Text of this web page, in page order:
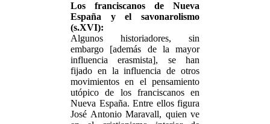
Los franciscanos de Nueva
España y el savonarolismo
(s.XVI):
Algunos historiadores, sin
embargo [además de la mayor
influencia erasmista], se han
fijado en la influencia de otros
movimientos en el pensamiento
utópico de los franciscanos en
Nueva España. Entre ellos figura
José Antonio Maravall, quien ve